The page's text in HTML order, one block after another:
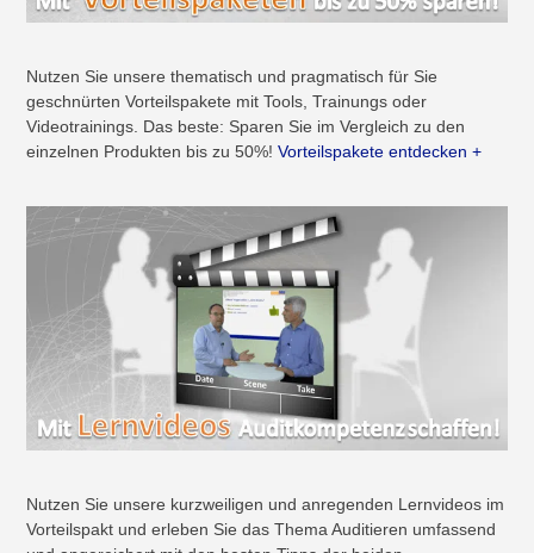
Nutzen Sie unsere thematisch und pragmatisch für Sie
geschnürten Vorteilspakete mit Tools, Trainungs oder
Videotrainings. Das beste: Sparen Sie im Vergleich zu den
einzelnen Produkten bis zu 50%!Vorteilspakete entdecken +
Nutzen Sie unsere kurzweiligen und anregenden Lernvideos im
Vorteilspakt und erleben Sie das Thema Auditieren umfassend